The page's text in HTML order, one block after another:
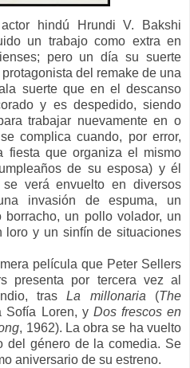
hindú Hrundi V. Bakshi
un trabajo como extra en
pero un día su suerte
del remake de una
suerte que en el descanso
y es despedido, siendo
trabajar nuevamente en o
complica cuando, por error,
fiesta que organiza el mismo
de su esposa) y él
verá envuelto en diversos
invasión de espuma, un
un pollo volador, un
loro y un sinfín de situaciones
película que Peter Sellers
presenta por tercera vez al
trasLa millonaria (The
Sofía Loren, y Dos frescos en
, 1962). La obra se ha vuelto
del género de la comedia. Se
aniversario de su estreno.